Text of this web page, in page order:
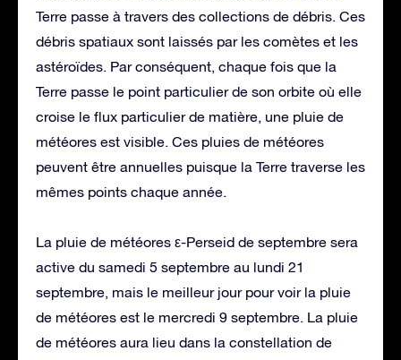
Terre passe à travers des collections de débris. Ces
débris spatiaux sont laissés par les comètes et les
astéroïdes. Par conséquent, chaque fois que la
Terre passe le point particulier de son orbite où elle
croise le flux particulier de matière, une pluie de
météores est visible. Ces pluies de météores
peuvent être annuelles puisque la Terre traverse les
mêmes points chaque année.
La pluie de météores ε-Perseid de septembre sera
active du samedi 5 septembre au lundi 21
septembre, mais le meilleur jour pour voir la pluie
de météores est le mercredi 9 septembre. La pluie
de météores aura lieu dans la constellation de